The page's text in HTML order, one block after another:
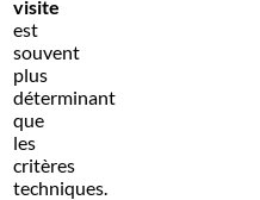
visite
est
souvent
plus
déterminant
que
les
critères
techniques.